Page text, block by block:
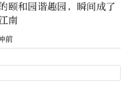
颐和园谐趣园，瞬间成了
南
前